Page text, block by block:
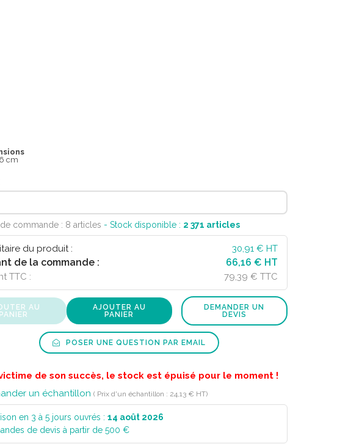
cm
commande : 8 articles - Stock disponible : 2 371 articles
du produit : 30,91 € HT
de la commande : 66,16 € HT
TTC : 79,39 € TTC
AU
PANIER
AJOUTER AU
PANIER
DEMANDER UN
DEVIS
POSER UNE QUESTION PAR EMAIL
de son succès, le stock est épuisé pour le moment !
un échantillon ( Prix d'un échantillon : 24,13 € HT)
en 3 à 5 jours ouvrés : 14 août 2026
de devis à partir de 500 €